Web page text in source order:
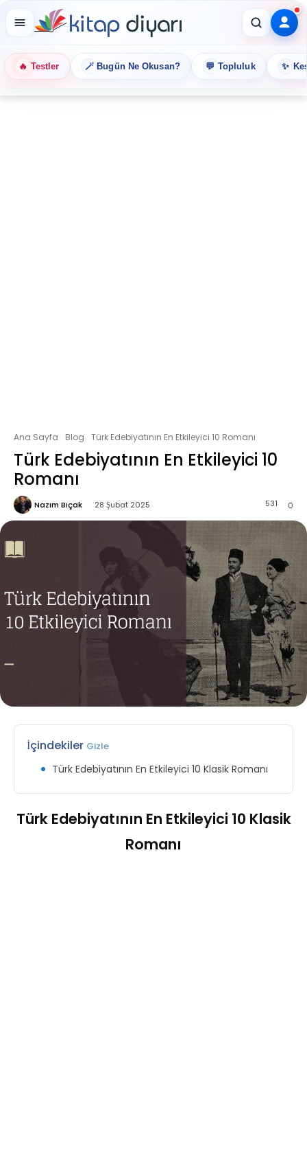
🔥 Testler 🪄 Bugün Ne Okusan? 💬 Topluluk ✨
Ana Sayfa Blog Türk Edebiyatının En Etkileyici 10 Romanı
Türk Edebiyatının En Etkileyici 10
Romanı
Nazım Bıçak 28 Şubat 2025 0
531
İçindekiler Gizle
Türk Edebiyatının En Etkileyici 10 Klasik Romanı
Türk Edebiyatının En Etkileyici 10 Klasik
Romanı